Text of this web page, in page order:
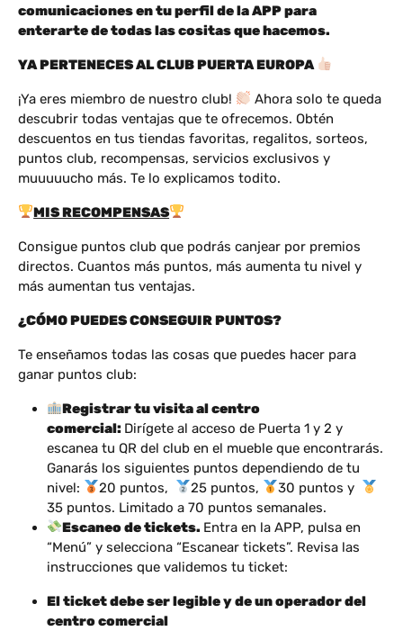
comunicaciones en tu perfil de la APP para
enterarte de todas las cositas que hacemos.
YA PERTENECES AL CLUB PUERTA EUROPA
¡Ya eres miembro de nuestro club!
Ahora solo te queda
descubrir todas ventajas que te ofrecemos. Obtén
descuentos en tus tiendas favoritas, regalitos, sorteos,
puntos club, recompensas, servicios exclusivos y
muuuuucho más. Te lo explicamos todito.
MIS RECOMPENSAS
Consigue puntos club que podrás canjear por premios
directos. Cuantos más puntos, más aumenta tu nivel y
más aumentan tus ventajas.
¿CÓMO PUEDES CONSEGUIR PUNTOS?
Te enseñamos todas las cosas que puedes hacer para
ganar puntos club:
Registrar tu visita al centro
comercial: Dirígete al acceso de Puerta 1 y 2 y
escanea tu QR del club en el mueble que encontrarás.
Ganarás los siguientes puntos dependiendo de tu
nivel:
20 puntos, 25 puntos,
30 puntos y
35 puntos. Limitado a 70 puntos semanales.
Escaneo de tickets. Entra en la APP, pulsa en
“Menú” y selecciona “Escanear tickets”. Revisa las
instrucciones que validemos tu ticket:
El ticket debe ser legible y de un operador del
centro comercial